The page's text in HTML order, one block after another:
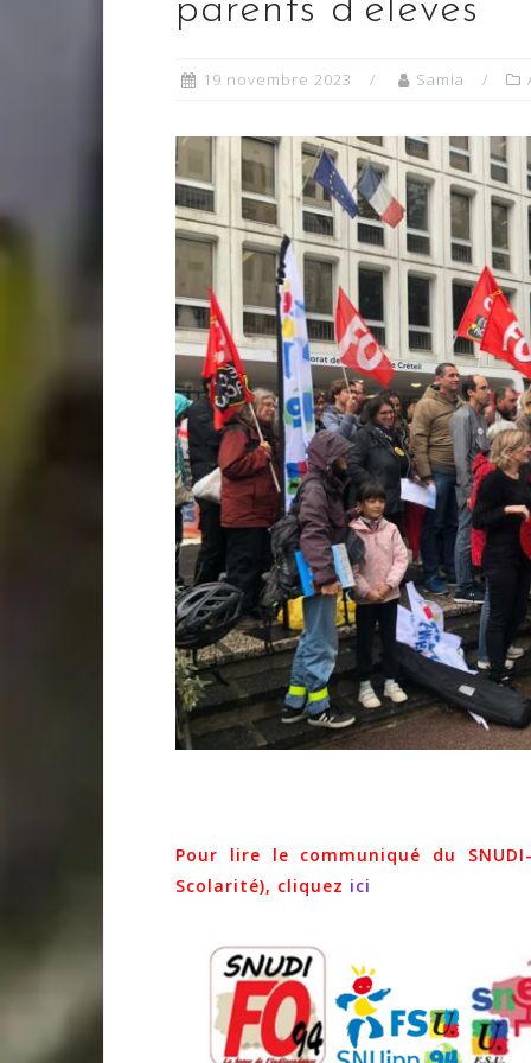
parents d’élèves
19 novembre 2023 Samia
Pour lire le communiqué du
Scolarité), cliquez ici